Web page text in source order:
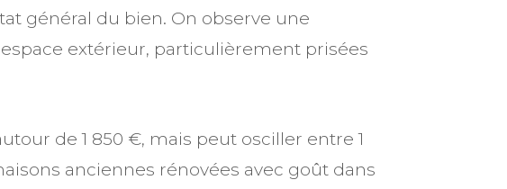
général du bien. On observe une
extérieur, particulièrement prisées
de 1 850 €, mais peut osciller entre 1
anciennes rénovées avec goût dans